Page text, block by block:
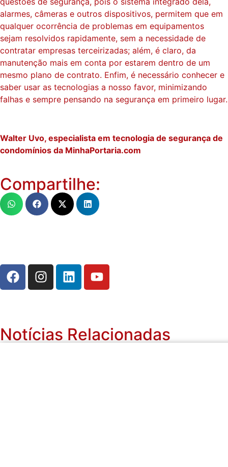
alarmes, câmeras e outros dispositivos, permitem que em
qualquer ocorrência de problemas em equipamentos
sejam resolvidos rapidamente, sem a necessidade de
contratar empresas terceirizadas; além, é claro, da
manutenção mais em conta por estarem dentro de um
mesmo plano de contrato. Enfim, é necessário conhecer e
saber usar as tecnologias a nosso favor, minimizando
falhas e sempre pensando na segurança em primeiro lugar.
Walter Uvo, especialista em tecnologia de segurança de
condomínios da MinhaPortaria.com
Compartilhe:
Notícias Relacionadas